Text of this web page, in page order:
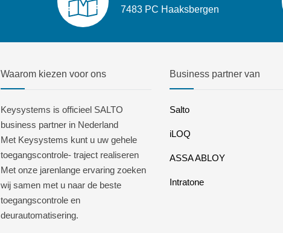
7483 PC Haaksbergen
Waarom kiezen voor ons
Keysystems is officieel SALTO
business partner in Nederland
Met Keysystems kunt u uw gehele
toegangscontrole- traject realiseren
Met onze jarenlange ervaring zoeken
wij samen met u naar de beste
toegangscontrole en
deurautomatisering.
Business partner van
Salto
iLOQ
ASSA ABLOY
Intratone